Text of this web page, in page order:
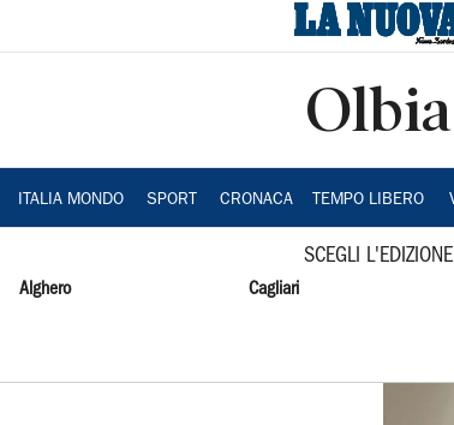
Olbia
ITALIA MONDO SPORT CRONACA TEMPO LIBERO
SCEGLI L'EDIZIONE
Alghero Cagliari